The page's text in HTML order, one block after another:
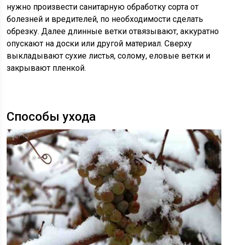
нужно произвести санитарную обработку сорта от
болезней и вредителей, по необходимости сделать
обрезку. Далее длинные ветки отвязывают, аккуратно
опускают на доски или другой материал. Сверху
выкладывают сухие листья, солому, еловые ветки и
закрывают пленкой.
Способы ухода